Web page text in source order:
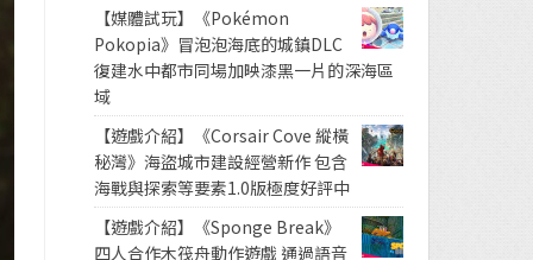
【媒體試玩】《Pokémon
Pokopia》冒泡泡海底的城鎮DLC
復建水中都市同場加映漆黑一片的深海區
域
【遊戲介紹】《Corsair Cove 縱橫
秘灣》海盜城市建設經營新作 包含
海戰與探索等要素1.0版極度好評中
【遊戲介紹】《Sponge Break》
四人合作木筏舟動作遊戲 通過語音